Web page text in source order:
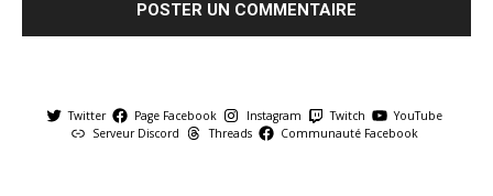
Twitter Page Facebook Instagram Twitch
YouTube
Serveur Discord
Threads Communauté Facebook